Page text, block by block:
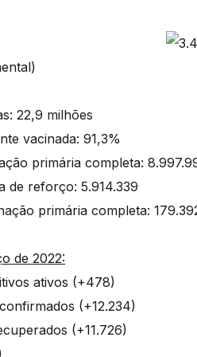
22,9 milhões
vacinada: 91,3%
primária completa:
de reforço: 5.914.339
primária completa:
de 2022:
ativos (+478)
confirmados (+12.234)
(+11.726)